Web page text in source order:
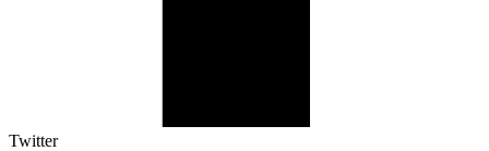
Twitter